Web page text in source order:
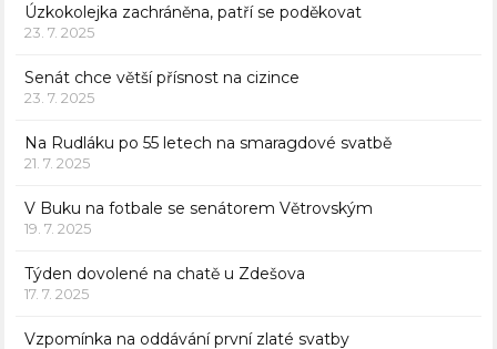
Úzkokolejka zachráněna, patří se poděkovat
23. 7. 2025
Senát chce větší přísnost na cizince
23. 7. 2025
Na Rudláku po 55 letech na smaragdové svatbě
21. 7. 2025
V Buku na fotbale se senátorem Větrovským
19. 7. 2025
Týden dovolené na chatě u Zdešova
17. 7. 2025
Vzpomínka na oddávání první zlaté svatby